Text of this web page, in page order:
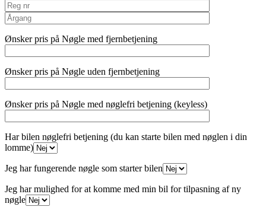
Ønsker pris på Nøgle med fjernbetjening
Ønsker pris på Nøgle uden fjernbetjening
Ønsker pris på Nøgle med nøglefri betjening (keyless)
Har bilen nøglefri betjening (du kan starte bilen med nøglen i din
lomme)
Jeg har fungerende nøgle som starter bilen
Jeg har mulighed for at komme med min bil for tilpasning af ny
nøgle